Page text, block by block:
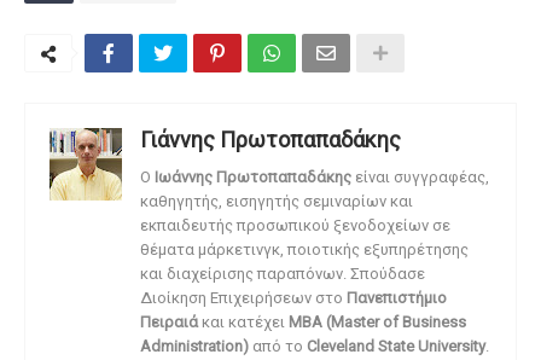
Γιάννης Πρωτοπαπαδάκης
O Ιωάννης Πρωτοπαπαδάκης είναι συγγραφέας,
καθηγητής, εισηγητής σεμιναρίων και
εκπαιδευτής προσωπικού ξενοδοχείων σε
θέματα μάρκετινγκ, ποιοτικής εξυπηρέτησης
και διαχείρισης παραπόνων. Σπούδασε
Διοίκηση Επιχειρήσεων στο Πανεπιστήμιο
Πειραιάκαι κατέχει MBA (Master of Business
Administration) από το Cleveland State University.